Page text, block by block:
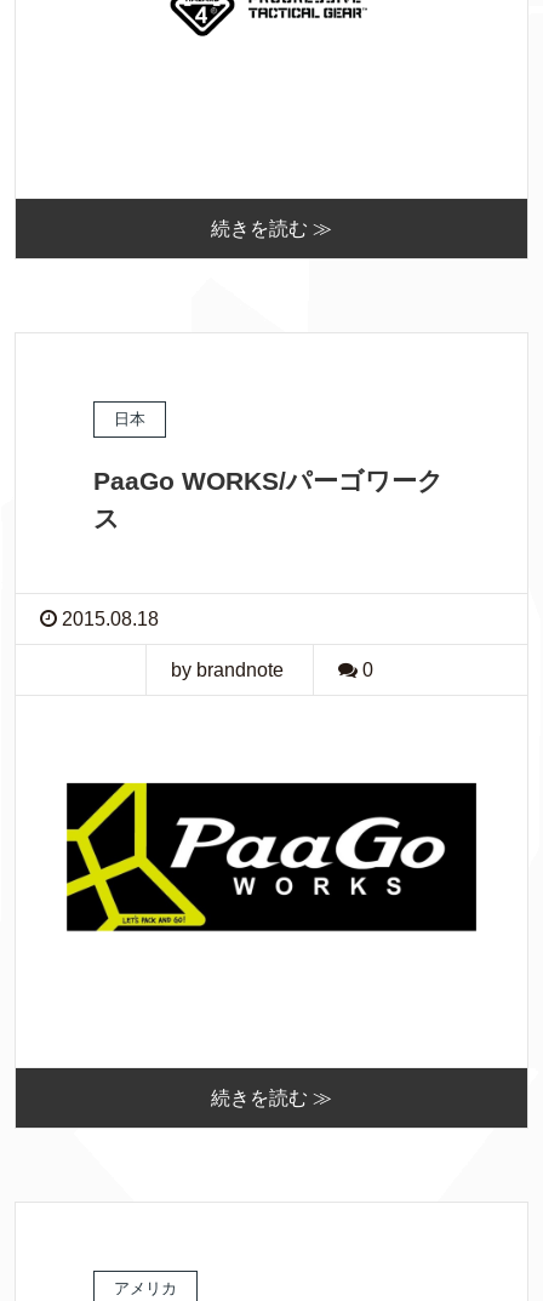
続きを読む ≫
日本
PaaGo WORKS/パーゴワーク
ス
2015.08.18
by brandnote 0
続きを読む ≫
アメリカ